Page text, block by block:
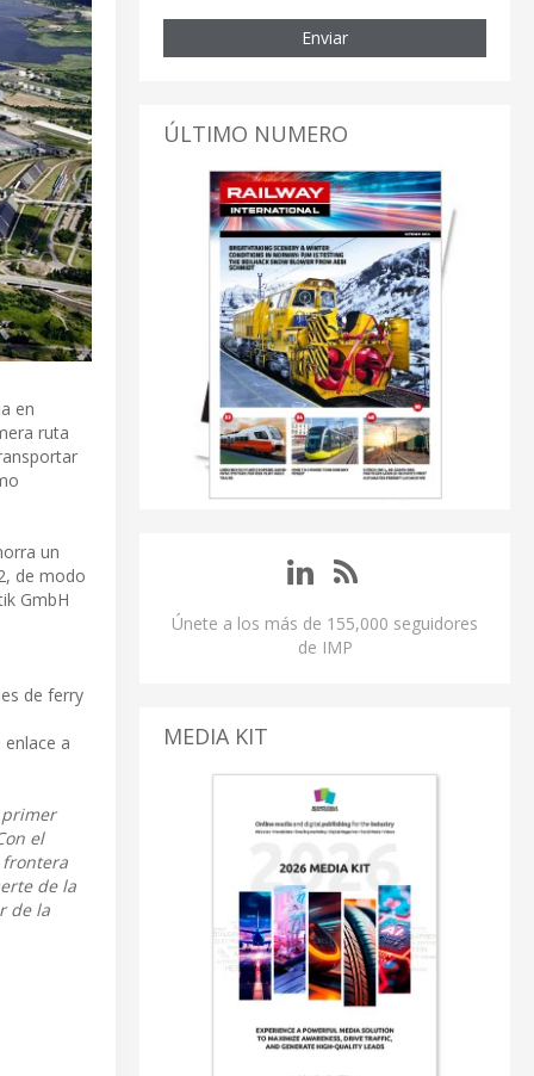
en
ruta
un
de modo
GmbH
de ferry
a
primer
el
frontera
de la
de la
Enviar
ÚLTIMO NUMERO
Únete a los más de 155,000 seguidores
de IMP
MEDIA KIT